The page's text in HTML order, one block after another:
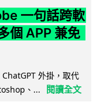
一句話跨軟
個 APP 兼免
外掛，取代
、...
閱讀全文